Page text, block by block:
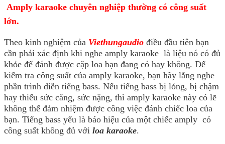
Amply karaoke chuyên nghiệp thường có công suất
lớn.
Theo kinh nghiệm của Viethungaudio điều đầu tiên bạn
cần phải xác định khi nghe amply karaoke là liệu nó có đủ
khỏe để đánh được cặp loa bạn đang có hay không. Để
kiểm tra công suất của amply karaoke, bạn hãy lắng nghe
phần trình diễn tiếng bass. Nếu tiếng bass bị lỏng, bị chậm
hay thiếu sức căng, sức nặng, thì amply karaoke này có lẽ
không thể đảm nhiệm được công việc đánh chiếc loa của
bạn. Tiếng bass yếu là báo hiệu của một chiếc amply có
công suất không đủ với loa karaoke.